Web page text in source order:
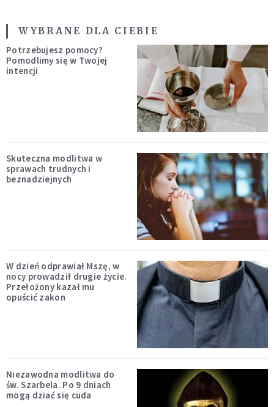
WYBRANE DLA CIEBIE
Potrzebujesz pomocy?
Pomodlimy się w Twojej
intencji
Skuteczna modlitwa w
sprawach trudnych i
beznadziejnych
W dzień odprawiał Mszę, w
nocy prowadził drugie życie.
Przełożony kazał mu
opuścić zakon
Niezawodna modlitwa do
św. Szarbela. Po 9 dniach
mogą dziać się cuda